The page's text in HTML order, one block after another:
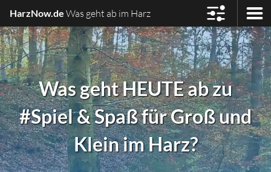
HarzNow.de Was geht ab im Harz
Was geht HEUTE ab zu
#Spiel & Spaß für Groß und
Klein im Harz?